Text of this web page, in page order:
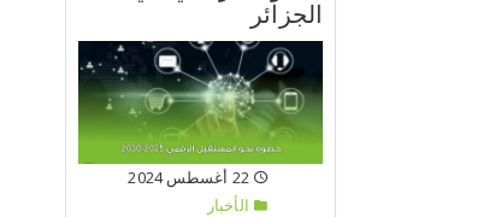
الجزائر
22 أغسطس 2024
الأخبار